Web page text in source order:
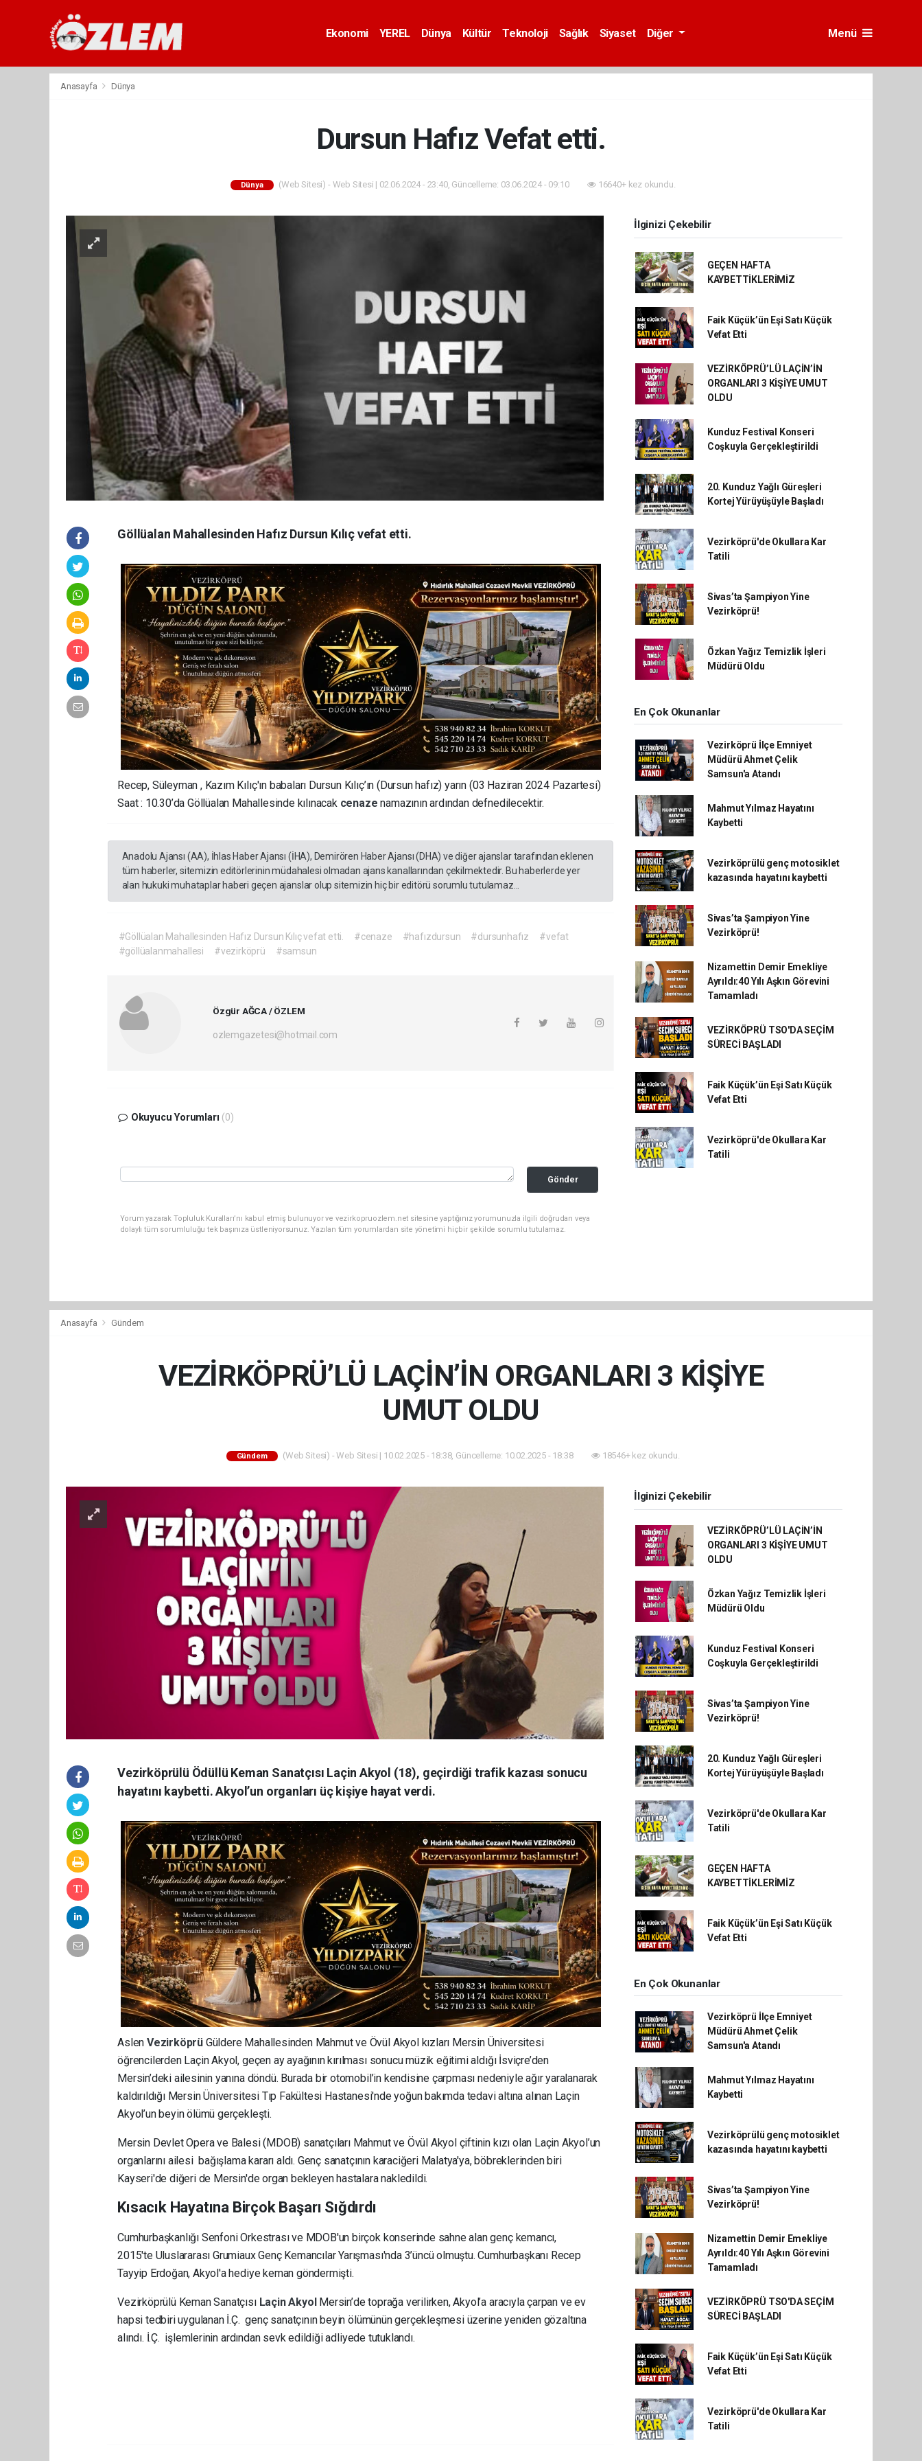
Ekonomi YEREL Dünya Kültür Teknoloji Sağlık Siyaset Diğer Menü
Anasayfa Dünya
Dursun Hafız Vefat etti.
Dünya (Web Sitesi) - Web Sitesi | 02.06.2024 - 23:40, Güncelleme: 03.06.2024 - 09:10 16640+ kez okundu.
Göllüalan Mahallesinden Hafız Dursun Kılıç vefat etti.
Recep, Süleyman , Kazım Kılıç'ın babaları Dursun Kılıç’ın (Dursun hafız) yarın (03 Haziran 2024 Pazartesi)
Saat : 10.30’da Göllüalan Mahallesinde kılınacak cenazenamazının ardından defnedilecektir.
Anadolu Ajansı (AA), İhlas Haber Ajansı (İHA), Demirören Haber Ajansı (DHA) ve diğer ajanslar tarafından eklenen
tüm haberler, sitemizin editörlerinin müdahalesi olmadan ajans kanallarından çekilmektedir. Bu haberlerde yer
alan hukuki muhataplar haberi geçen ajanslar olup sitemizin hiç bir editörü sorumlu tutulamaz...
#Göllüalan Mahallesinden Hafız Dursun Kılıç vefat etti. #cenaze #hafızdursun #dursunhafız
#vefat
#göllüalanmahallesi
#vezirköprü #samsun
Özgür AĞCA / ÖZLEM
ozlemgazetesi@hotmail.com
Okuyucu Yorumları (0)
Gönder
Yorum yazarak Topluluk Kuralları’nı kabul etmiş bulunuyor ve vezirkopruozlem.net sitesine yaptığınız yorumunuzla ilgili doğrudan veya
dolaylı tüm sorumluluğu tek başınıza üstleniyorsunuz. Yazılan tüm yorumlardan site yönetimi hiçbir şekilde sorumlu tutulamaz.
İlginizi Çekebilir
GEÇEN HAFTA
KAYBETTİKLERİMİZ
Faik Küçük’ün Eşi Satı Küçük
Vefat Etti
VEZİRKÖPRÜ’LÜ LAÇİN’İN
ORGANLARI 3 KİŞİYE UMUT
OLDU
Kunduz Festival Konseri
Coşkuyla Gerçekleştirildi
20. Kunduz Yağlı Güreşleri
Kortej Yürüyüşüyle Başladı
Vezirköprü'de Okullara Kar
Tatili
Sivas’ta Şampiyon Yine
Vezirköprü!
Özkan Yağız Temizlik İşleri
Müdürü Oldu
En Çok Okunanlar
Vezirköprü İlçe Emniyet
Müdürü Ahmet Çelik
Samsun'a Atandı
Mahmut Yılmaz Hayatını
Kaybetti
Vezirköprülü genç motosiklet
kazasında hayatını kaybetti
Sivas’ta Şampiyon Yine
Vezirköprü!
Nizamettin Demir Emekliye
Ayrıldı:40 Yılı Aşkın Görevini
Tamamladı
VEZİRKÖPRÜ TSO'DA SEÇİM
SÜRECİ BAŞLADI
Faik Küçük’ün Eşi Satı Küçük
Vefat Etti
Vezirköprü'de Okullara Kar
Tatili
Anasayfa Gündem
VEZİRKÖPRÜ’LÜ LAÇİN’İN ORGANLARI 3 KİŞİYE
UMUT OLDU
Gündem (Web Sitesi) - Web Sitesi | 10.02.2025 - 18:38, Güncelleme: 10.02.2025 - 18:38 18546+ kez okundu.
Vezirköprülü Ödüllü Keman Sanatçısı Laçin Akyol (18), geçirdiği trafik kazası sonucu
hayatını kaybetti. Akyol’un organları üç kişiye hayat verdi.
Aslen Vezirköprü Güldere Mahallesinden Mahmut ve Övül Akyol kızları Mersin Üniversitesi
öğrencilerden Laçin Akyol, geçen ay ayağının kırılması sonucu müzik eğitimi aldığı İsviçre’den
Mersin’deki ailesinin yanına döndü. Burada bir otomobil’in kendisine çarpması nedeniyle ağır yaralanarak
kaldırıldığı Mersin Üniversitesi Tıp Fakültesi Hastanesi'nde yoğun bakımda tedavi altına alınan Laçin
Akyol’un beyin ölümü gerçekleşti.
Mersin Devlet Opera ve Balesi (MDOB) sanatçıları Mahmut ve Övül Akyol çiftinin kızı olan Laçin Akyol’un
organlarını ailesi bağışlama kararı aldı. Genç sanatçının karaciğeri Malatya'ya, böbreklerinden biri
Kayseri'de diğeri de Mersin'de organ bekleyen hastalara nakledildi.
Kısacık Hayatına Birçok Başarı Sığdırdı
Cumhurbaşkanlığı Senfoni Orkestrası ve MDOB'un birçok konserinde sahne alan genç kemancı,
2015'te Uluslararası Grumiaux Genç Kemancılar Yarışması'nda 3’üncü olmuştu. Cumhurbaşkanı Recep
Tayyip Erdoğan, Akyol'a hediye keman göndermişti.
Vezirköprülü Keman Sanatçısı Laçin Akyol Mersin’de toprağa verilirken, Akyol’a aracıyla çarpan ve ev
hapsi tedbiri uygulanan İ.Ç. genç sanatçının beyin ölümünün gerçekleşmesi üzerine yeniden gözaltına
alındı. İ.Ç. işlemlerinin ardından sevk edildiği adliyede tutuklandı.
İlginizi Çekebilir
VEZİRKÖPRÜ’LÜ LAÇİN’İN
ORGANLARI 3 KİŞİYE UMUT
OLDU
Özkan Yağız Temizlik İşleri
Müdürü Oldu
Kunduz Festival Konseri
Coşkuyla Gerçekleştirildi
Sivas’ta Şampiyon Yine
Vezirköprü!
20. Kunduz Yağlı Güreşleri
Kortej Yürüyüşüyle Başladı
Vezirköprü'de Okullara Kar
Tatili
GEÇEN HAFTA
KAYBETTİKLERİMİZ
Faik Küçük’ün Eşi Satı Küçük
Vefat Etti
En Çok Okunanlar
Vezirköprü İlçe Emniyet
Müdürü Ahmet Çelik
Samsun'a Atandı
Mahmut Yılmaz Hayatını
Kaybetti
Vezirköprülü genç motosiklet
kazasında hayatını kaybetti
Sivas’ta Şampiyon Yine
Vezirköprü!
Nizamettin Demir Emekliye
Ayrıldı:40 Yılı Aşkın Görevini
Tamamladı
VEZİRKÖPRÜ TSO'DA SEÇİM
SÜRECİ BAŞLADI
Faik Küçük’ün Eşi Satı Küçük
Vefat Etti
Vezirköprü'de Okullara Kar
Tatili